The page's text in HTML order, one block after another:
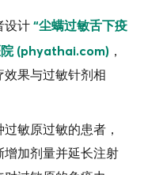
设计 “尘螨过敏舌下疫
(phyathai.com) ，
果与过敏针剂相
敏原过敏的患者，
加剂量并延长注射